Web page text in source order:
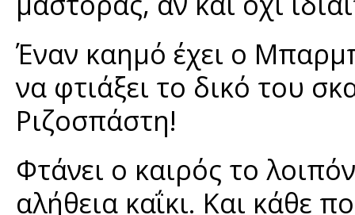
Έναν καημό έχει ο
να φτιάξει το δικό του
Ριζοσπάστη!
Φτάνει ο καιρός το
αλήθεια καΐκι. Και κάθε